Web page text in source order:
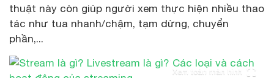
thuật này còn giúp người xem thực hiện nhiều thao
tác như tua nhanh/chậm, tạm dừng, chuyển
phần,...
Xem toàn màn hình